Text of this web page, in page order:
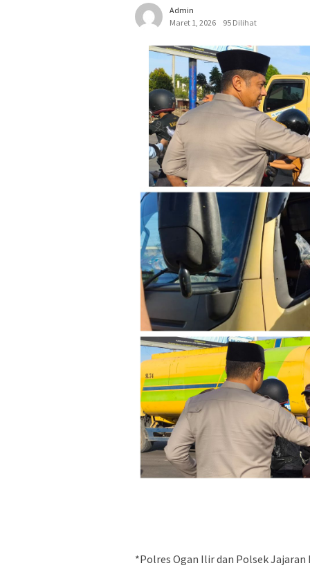
Admin
Maret 1, 2026
95 Dilihat
*Polres Ogan Ilir dan Polsek Jajaran